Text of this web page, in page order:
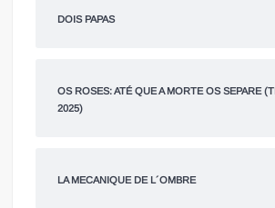
DOIS PAPAS
OS ROSES: ATÉ QUE A MORTE OS SEPARE
2025)
LA MECANIQUE DE L´OMBRE